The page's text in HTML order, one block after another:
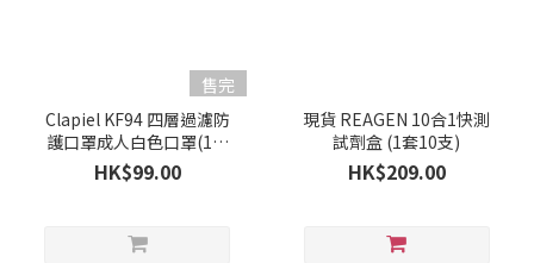
售完
Clapiel KF94 四層過濾防
護口罩成人白色口罩(1盒
50個)(8月下旬)
HK$99.00
現貨 REAGEN 10合1快測
試劑盒 (1套10支)
HK$209.00